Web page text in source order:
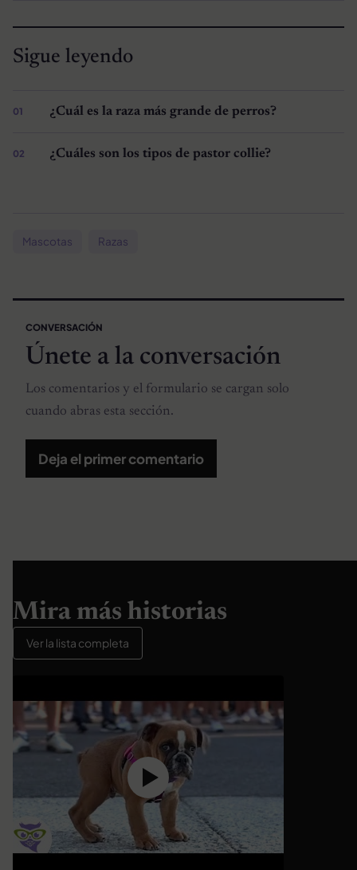
Sigue leyendo
¿Cuál es la raza más grande de perros?
¿Cuáles son los tipos de pastor collie?
Mascotas Razas
CONVERSACIÓN
Únete a la conversación
Los comentarios y el formulario se cargan solo
cuando abras esta sección.
Deja el primer comentario
Mira más historias
Ver la lista completa